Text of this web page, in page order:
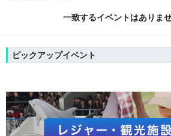
一致するイベントはありま
ピックアップイベント